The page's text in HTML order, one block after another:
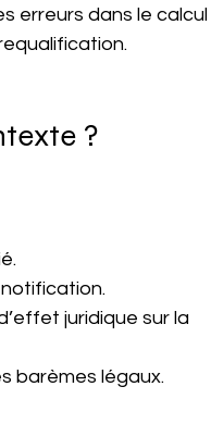
erreurs dans le calcul
?
juridique sur la
barèmes légaux.